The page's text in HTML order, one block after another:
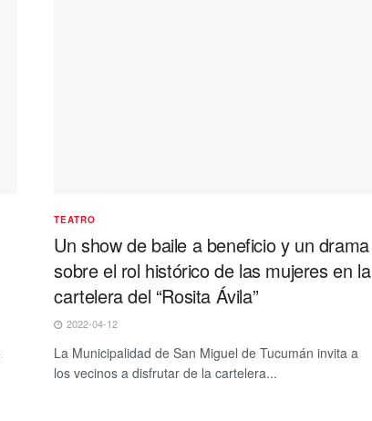
TEATRO
Un show de baile a beneficio y un drama
sobre el rol histórico de las mujeres en la
cartelera del “Rosita Ávila”
2022-04-12
La Municipalidad de San Miguel de Tucumán invita a
los vecinos a disfrutar de la cartelera...